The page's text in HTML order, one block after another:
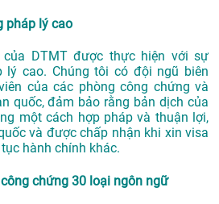
pháp lý cao
của DTMT được thực hiện với sự
lý cao. Chúng tôi có đội ngũ biên
của các phòng công chứng và
quốc, đảm bảo rằng bản dịch của
một cách hợp pháp và thuận lợi,
và được chấp nhận khi xin visa
hành chính khác.
chứng 30 loại ngôn ngữ